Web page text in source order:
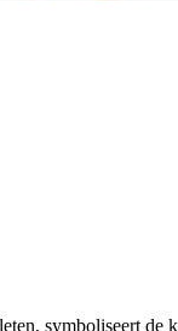
symboliseert de